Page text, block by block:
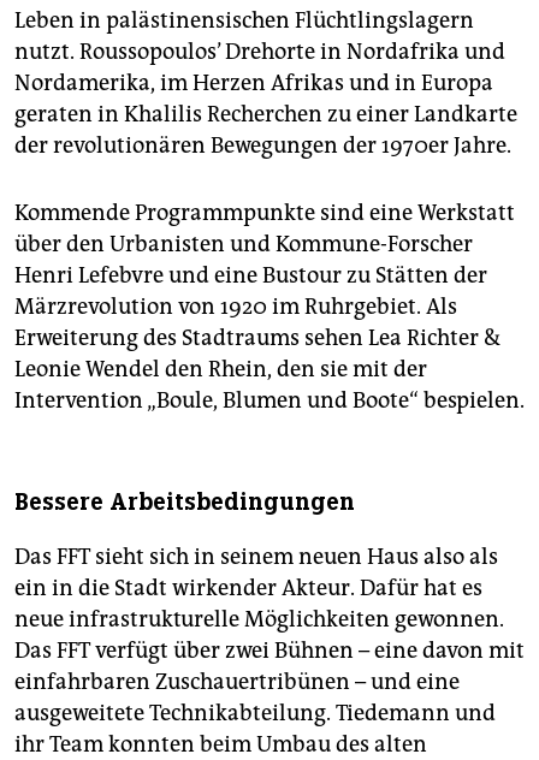
Leben in palästinensischen Flüchtlingslagern
nutzt. Roussopoulos’ Drehorte in Nordafrika und
Nordamerika, im Herzen Afrikas und in Europa
geraten in Khalilis Recherchen zu einer Landkarte
der revolutionären Bewegungen der 1970er Jahre.
Kommende Programmpunkte sind eine Werkstatt
über den Urbanisten und Kommune-Forscher
Henri Lefebvre und eine Bustour zu Stätten der
Märzrevolution von 1920 im Ruhrgebiet. Als
Erweiterung des Stadtraums sehen Lea Richter &
Leo­nie Wendel den Rhein, den sie mit der
Intervention „Boule, Blumen und Boote“ bespielen.
Bessere Arbeitsbedingungen
Das FFT sieht sich in seinem neuen Haus also als
ein in die Stadt wirkender Akteur. Dafür hat es
neue infrastrukturelle Möglichkeiten gewonnen.
Das FFT verfügt über zwei Bühnen – eine davon mit
einfahrbaren Zuschauertribünen – und eine
ausgeweitete Technikabteilung. Tiedemann und
ihr Team konnten beim Umbau des alten